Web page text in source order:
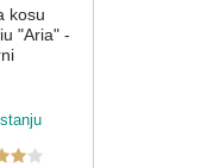
kosu
"Aria" -